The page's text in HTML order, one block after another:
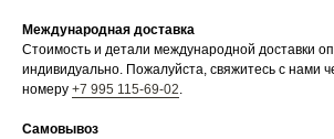
Международная доставка
Стоимость и детали международной доставки
индивидуально. Пожалуйста, свяжитесь с нами
номеру +7 995 115-69-02
Самовывоз